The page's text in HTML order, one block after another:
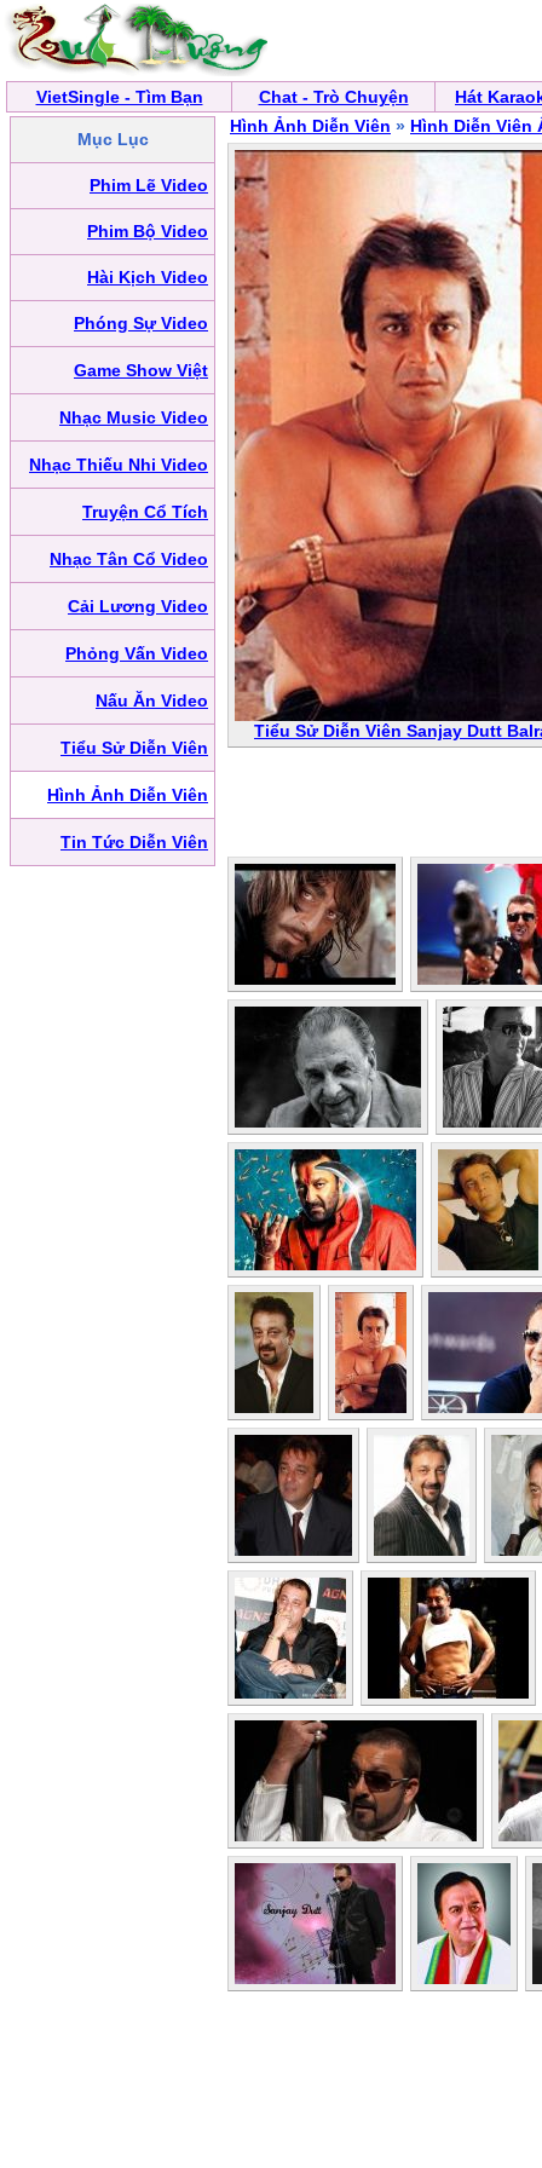
VietSingle - Tìm Bạn Chat - Trò Chuyện Hát
Mục Lục
Phim Lẽ Video
Phim Bộ Video
Hài Kịch Video
Phóng Sự Video
Game Show Việt
Nhạc Music Video
Nhạc Thiếu Nhi Video
Truyện Cổ Tích
Nhạc Tân Cổ Video
Cải Lương Video
Phỏng Vấn Video
Nấu Ăn Video
Tiểu Sử Diễn Viên
Hình Ảnh Diễn Viên
Tin Tức Diễn Viên
Hình Ảnh Diễn Viên » Hình Diễn Viên
Tiểu Sử Diễn Viên Sanjay Dutt